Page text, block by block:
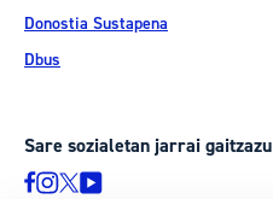
Donostia Sustapena
Dbus
Sare sozialetan jarrai gaitzazu